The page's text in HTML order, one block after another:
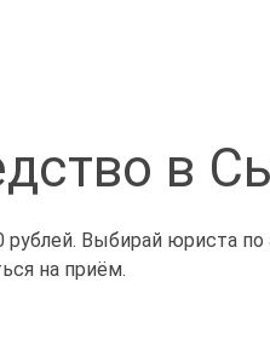
в
Выбирай юриста по
на приём.